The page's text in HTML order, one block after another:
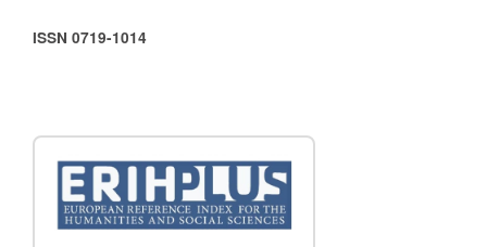
ISSN 0719-1014